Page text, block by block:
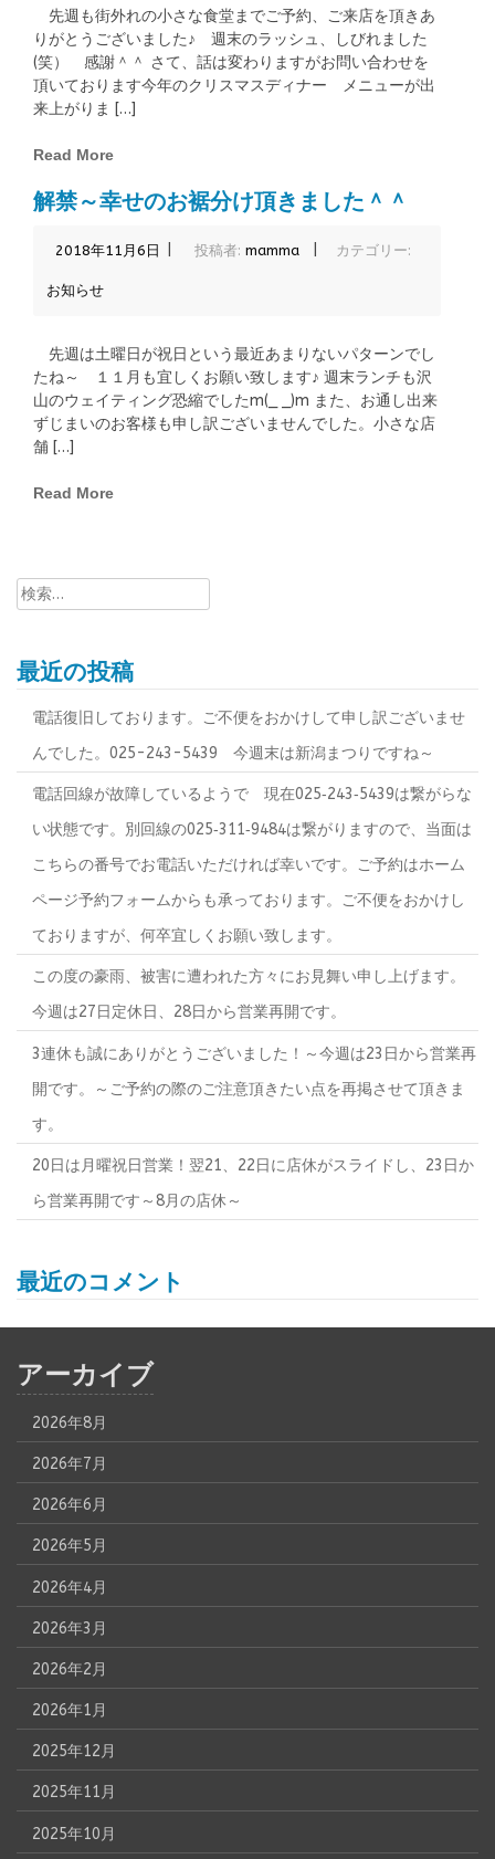
先週も街外れの小さな食堂までご予約、ご来店を頂きあ
りがとうございました♪ 週末のラッシュ、しびれました
(笑） 感謝＾＾ さて、話は変わりますがお問い合わせを
頂いております今年のクリスマスディナー メニューが出
来上がりま […]
Read More
解禁～幸せのお裾分け頂きました＾＾
2018年11月6日 投稿者: mamma カテゴリー:
お知らせ
先週は土曜日が祝日という最近あまりないパターンでし
たね～ １１月も宜しくお願い致します♪ 週末ランチも沢
山のウェイティング恐縮でしたm(_ _)m また、お通し出来
ずじまいのお客様も申し訳ございませんでした。小さな店
舗 […]
Read More
検
索:
最近の投稿
電話復旧しております。ご不便をおかけして申し訳ございませ
んでした。025-243-5439 今週末は新潟まつりですね～
電話回線が故障しているようで 現在025‐243‐5439は繋がらな
い状態です。別回線の025‐311‐9484は繋がりますので、当面は
こちらの番号でお電話いただければ幸いです。ご予約はホーム
ページ予約フォームからも承っております。ご不便をおかけし
ておりますが、何卒宜しくお願い致します。
この度の豪雨、被害に遭われた方々にお見舞い申し上げます。
今週は27日定休日、28日から営業再開です。
3連休も誠にありがとうございました！～今週は23日から営業再
開です。～ご予約の際のご注意頂きたい点を再掲させて頂きま
す。
20日は月曜祝日営業！翌21、22日に店休がスライドし、23日か
ら営業再開です～8月の店休～
最近のコメント
アーカイブ
2026年8月
2026年7月
2026年6月
2026年5月
2026年4月
2026年3月
2026年2月
2026年1月
2025年12月
2025年11月
2025年10月